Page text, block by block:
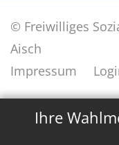
Ihre
© Freiwilliges
Aisch
Impressum